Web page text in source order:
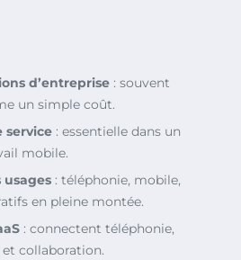
d’entreprise : souvent
un simple coût.
service : essentielle dans un
mobile.
usages : téléphonie, mobile,
en pleine montée.
: connectent téléphonie,
collaboration.